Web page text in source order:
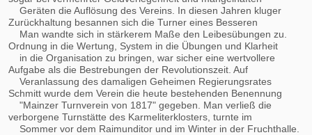
Geräten die Auflösung des Vereins. In diesen Jahren kluger
Zurückhaltung besannen sich die Turner eines Besseren
Man wandte sich in stärkerem Maße den Leibesübungen zu.
Ordnung in die Wertung, System in die Übungen und Klarheit
in die Organisation zu bringen, war sicher eine wertvollere
Aufgabe als die Bestrebungen der Revolutionszeit. Auf
Veranlassung des damaligen Geheimen Regierungsrates
Schmitt wurde dem Verein die heute bestehenden Benennung
"Mainzer Turnverein von 1817" gegeben. Man verließ die
verborgene Turnstätte des Karmeliterklosters, turnte im
Sommer vor dem Raimunditor und im Winter in der Fruchthalle.